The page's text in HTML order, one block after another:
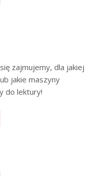
zajmujemy, dla jakiej
jakie maszyny
do lektury!